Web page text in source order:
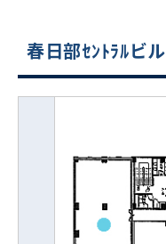
春日部ｾﾝﾄﾗﾙビル